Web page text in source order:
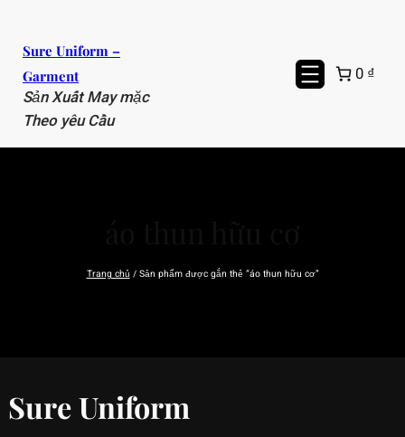
phần
dung
Sure Uniform –
Garment
Sản Xuất May mặc
Theo yêu Cầu
0 ₫
Trang chủ / Sản phẩm được gắn thẻ “áo thun hữu cơ”
Sure Uniform